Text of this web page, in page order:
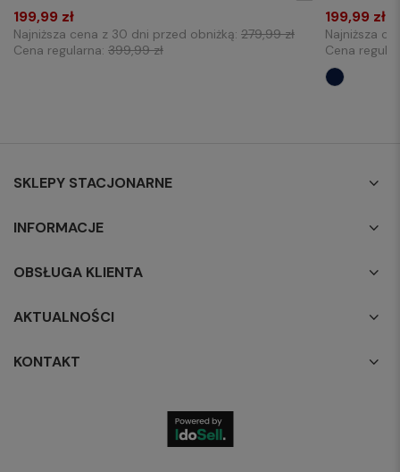
199,99 zł
Najniższa cena z 30 dni przed obniżką: 279,99 zł
Cena regularna: 399,99 zł
199,99 zł
Najniższa
Cena
SKLEPY STACJONARNE
INFORMACJE
OBSŁUGA KLIENTA
AKTUALNOŚCI
KONTAKT